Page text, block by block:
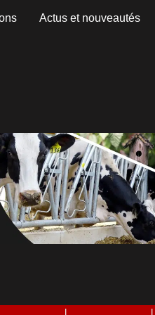
Actus et nouveautés